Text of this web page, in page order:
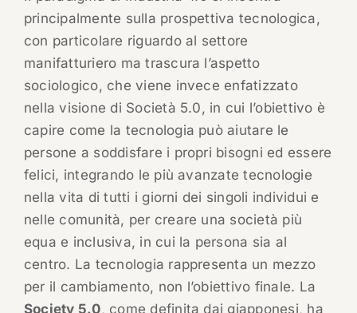
principalmente sulla prospettiva tecnologica,
con particolare riguardo al settore
manifatturiero ma trascura l’aspetto
sociologico, che viene invece enfatizzato
nella visione di Società 5.0, in cui l’obiettivo è
capire come la tecnologia può aiutare le
persone a soddisfare i propri bisogni ed essere
felici, integrando le più avanzate tecnologie
nella vita di tutti i giorni dei singoli individui e
nelle comunità, per creare una società più
equa e inclusiva, in cui la persona sia al
centro. La tecnologia rappresenta un mezzo
per il cambiamento, non l’obiettivo finale. La
Society 5.0, come definita dai giapponesi, ha